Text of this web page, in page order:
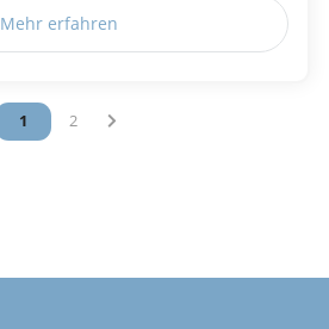
Mehr erfahren
Vous êtes sur la page
1 Vous êtes sur la page
2